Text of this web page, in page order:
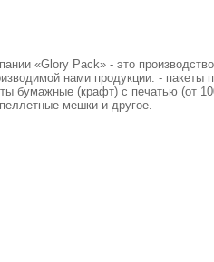
«Glory Pack» - это
нами продукции: - пакеты
бумажные (крафт) с печатью (от
мешки и другое.